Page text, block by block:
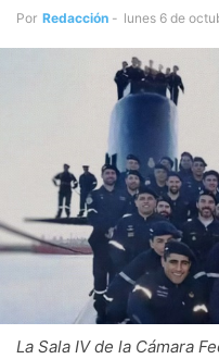
Por Redacción - lunes 6 de
La Sala IV de la Cámara